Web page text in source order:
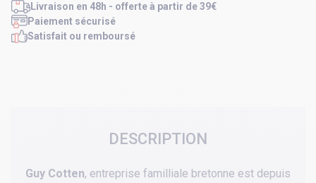
Livraison en 48h - offerte à partir de 39€
Paiement sécurisé
Satisfait ou remboursé
DESCRIPTION
Guy Cotten, entreprise familliale bretonne est depuis